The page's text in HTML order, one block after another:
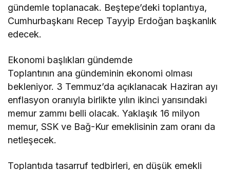
gündemle toplanacak. Beştepe’deki toplantıya,
Cumhurbaşkanı Recep Tayyip Erdoğan başkanlık
edecek.
Ekonomi başlıkları gündemde
Toplantının ana gündeminin ekonomi olması
bekleniyor. 3 Temmuz’da açıklanacak Haziran ayı
enflasyon oranıyla birlikte yılın ikinci yarısındaki
memur zammı belli olacak. Yaklaşık 16 milyon
memur, SSK ve Bağ-Kur emeklisinin zam oranı da
netleşecek.
Toplantıda tasarruf tedbirleri, en düşük emekli